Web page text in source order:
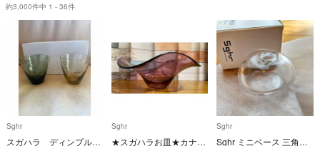
約3,000件中 1 - 36件
Sghr
スガハラ ディンプルグラス ペア
Sghr
★スガハラお皿★カナ・ボウル★ワインレッド
Sghr
Sghr ミニベース 三角形 一輪挿し 花瓶